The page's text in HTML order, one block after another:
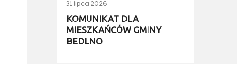
31 lipca 2026
KOMUNIKAT DLA
MIESZKAŃCÓW GMINY
BEDLNO